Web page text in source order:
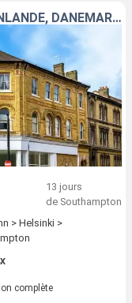
ROYAUME-UNI, SUÈDE, ESTONIE, FINLANDE, DANEMARK, PAYS-BAS
13 jours
de Southampton
> Helsinki >
complète